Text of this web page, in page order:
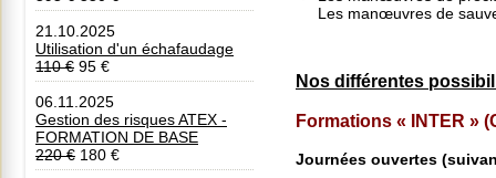
21.10.2025
Utilisation d'un échafaudage
110 € 95 €
06.11.2025
Gestion des risques ATEX -
FORMATION DE BASE
220 € 180 €
Les manœuvres de
Nos différentes
Formations « INTER »
Journées ouvertes
i
c
m